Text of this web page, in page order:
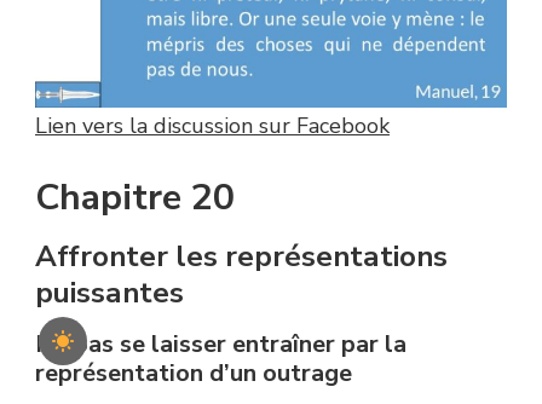
Lien vers la discussion sur Facebook
Chapitre 20
Affronter les représentations
puissantes
Ne pas se laisser entraîner par la
représentation d’un outrage